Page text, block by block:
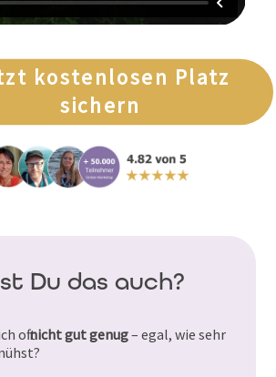
kostenlosen Platz
sichern
Du das auch?
oftnicht gut genug– egal, wie sehr